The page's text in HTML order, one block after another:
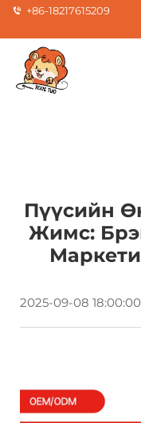
+86-18217615209
Пүүсийн
Жимс:
2025-09-08 18:00:00